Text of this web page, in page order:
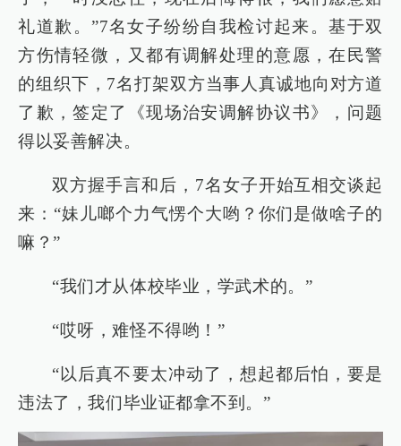
礼道歉。”7名女子纷纷自我检讨起来。基于双
方伤情轻微，又都有调解处理的意愿，在民警
的组织下，7名打架双方当事人真诚地向对方道
了歉，签定了《现场治安调解协议书》，问题
得以妥善解决。
双方握手言和后，7名女子开始互相交谈起
来：“妹儿啷个力气愣个大哟？你们是做啥子的
嘛？”
“我们才从体校毕业，学武术的。”
“哎呀，难怪不得哟！”
“以后真不要太冲动了，想起都后怕，要是
违法了，我们毕业证都拿不到。”